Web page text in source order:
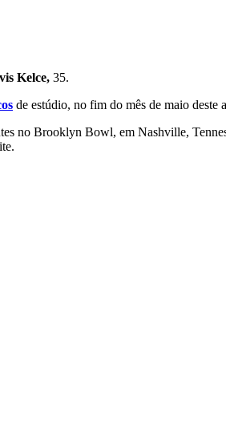
Kelce, 35.
de estúdio, no fim do mês de maio deste
no Brooklyn Bowl, em Nashville,